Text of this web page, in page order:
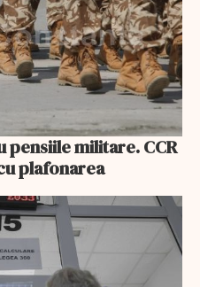
militare. CCR
plafonarea